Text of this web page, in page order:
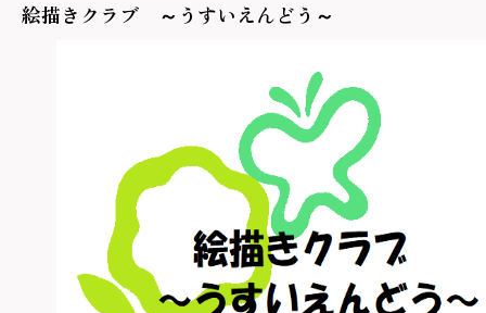
絵描きクラブ ～うすいえんどう～